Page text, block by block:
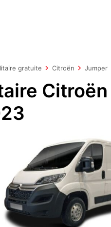
gratuite Citroën Jumper